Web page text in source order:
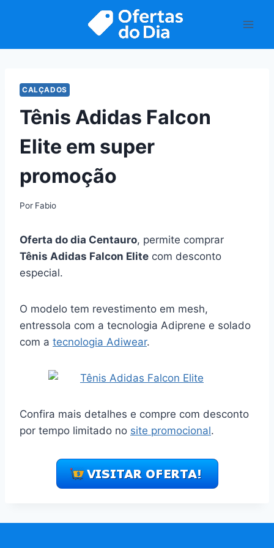
CALÇADOS
Tênis Adidas Falcon
Elite em super
promoção
Por Fabio
Oferta do dia Centauro, permite comprar
Tênis Adidas Falcon Elite com desconto
especial.
O modelo tem revestimento em mesh,
entressola com a tecnologia Adiprene e solado
com a tecnologia Adiwear.
Confira mais detalhes e compre com desconto
por tempo limitado no site promocional.